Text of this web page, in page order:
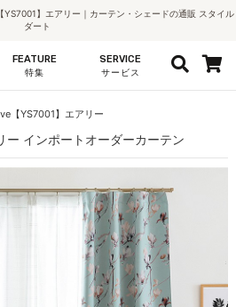
】エアリー｜カーテン・シェードの通販 スタイル
ダート
FEATURE
特集
SERVICE
サービス
【YS7001】エアリー
インポートオーダーカーテン